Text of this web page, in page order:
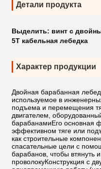
Детали продукта
Выделить: винт с
5T кабельная лебедка
Характер продукции
Двойная барабанная
используемое в
подъема и перемещения
двигателем,
барабанамиЕго основная
эффективном тяге или
как строительные
спасательные цели с
барабанов, чтобы втянуть
проволокуКонструкция с